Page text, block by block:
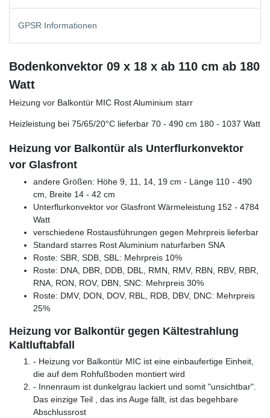
GPSR Informationen
Bodenkonvektor 09 x 18 x ab 110 cm ab 180
Watt
Heizung vor Balkontür MIC Rost Aluminium starr
Heizleistung bei 75/65/20°C lieferbar 70 - 490 cm 180 - 1037 Watt
Heizung vor Balkontür als Unterflurkonvektor
vor Glasfront
andere Größen: Höhe 9, 11, 14, 19 cm - Länge 110 - 490
cm, Breite 14 - 42 cm
Unterflurkonvektor vor Glasfront Wärmeleistung 152 - 4784
Watt
verschiedene Rostausführungen gegen Mehrpreis lieferbar
Standard starres Rost Aluminium naturfarben SNA
Roste: SBR, SDB, SBL: Mehrpreis 10%
Roste: DNA, DBR, DDB, DBL, RMN, RMV, RBN, RBV, RBR,
RNA, RON, ROV, DBN, SNC: Mehrpreis 30%
Roste: DMV, DON, DOV, RBL, RDB, DBV, DNC: Mehrpreis
25%
Heizung vor Balkontür gegen Kältestrahlung
Kaltluftabfall
- Heizung vor Balkontür MIC ist eine einbaufertige Einheit,
die auf dem Rohfußboden montiert wird
- Innenraum ist dunkelgrau lackiert und somit "unsichtbar".
Das einzige Teil , das ins Auge fällt, ist das begehbare
Abschlussrost